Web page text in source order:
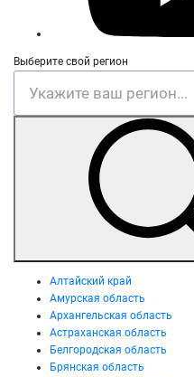
Выберите свой регион
Алтайский край
Амурская область
Архангельская область
Астраханская область
Белгородская область
Брянская область